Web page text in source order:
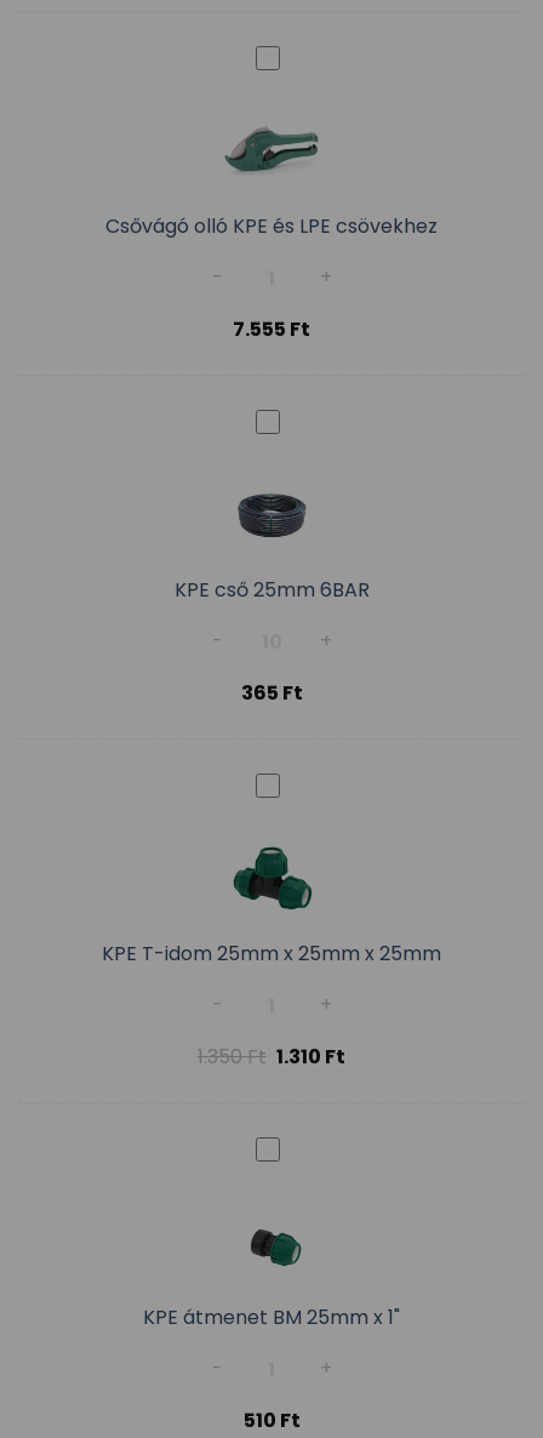
Csővágó olló KPE és LPE csövekhez
-
Csővágó olló KPE és LPE
+
7.555 Ft
KPE cső 25mm 6BAR
-
KPE cső 25mm 6BAR mennyiség
+
365 Ft
KPE T-idom 25mm x 25mm x 25mm
-
KPE T-idom 25mm x 25mm x
+
1.350Ft 1.310 Ft
KPE átmenet BM 25mm x 1"
-
KPE átmenet BM 25mm x 1"
+
510 Ft